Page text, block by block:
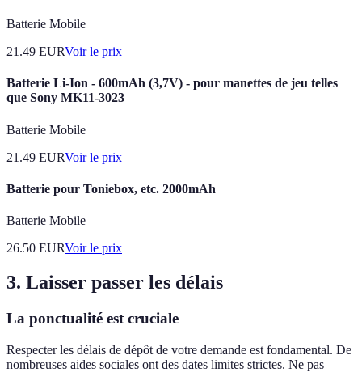
Batterie Mobile
21.49 EURVoir le prix
Batterie Li-Ion - 600mAh (3,7V) - pour manettes de jeu telles
que Sony MK11-3023
Batterie Mobile
21.49 EURVoir le prix
Batterie pour Toniebox, etc. 2000mAh
Batterie Mobile
26.50 EURVoir le prix
3. Laisser passer les délais
La ponctualité est cruciale
Respecter les délais de dépôt de votre demande est fondamental. De
nombreuses aides sociales ont des dates limites strictes. Ne pas